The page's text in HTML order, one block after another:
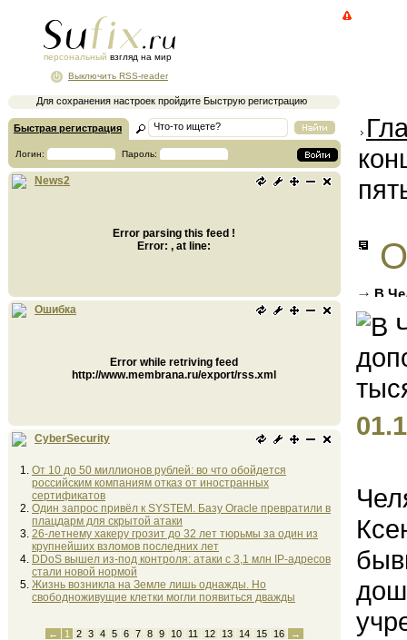
персональный взгляд на мир
Для сохранения настроек пройдите Быструю регистрацию
Выключить RSS-reader
Быстрая регистрация
Логин: Пароль:
News2
Error parsing this feed !
Error: , at line:
Ошибка
Error while retriving feed
http://www.membrana.ru/export/rss.xml
CyberSecurity
От 10 до 50 миллионов рублей: во что обойдется
российским компаниям отказ от иностранных
сертификатов
Один запрос привёл к SYSTEM. Базу Oracle превратили в
плацдарм для скрытой атаки
26-летнему хакеру грозит до 32 лет тюрьмы за один из
крупнейших взломов последних лет
DDoS вышел из-под контроля: атаки с 3,1 млн IP-адресов
стали новой нормой
Жизнь возникла на Земле лишь однажды. Но
свободноживущие клетки могли появиться дважды
← 1 2 3 4 5 6 7 8 9 10 11 12 13 14 15 16 →
В